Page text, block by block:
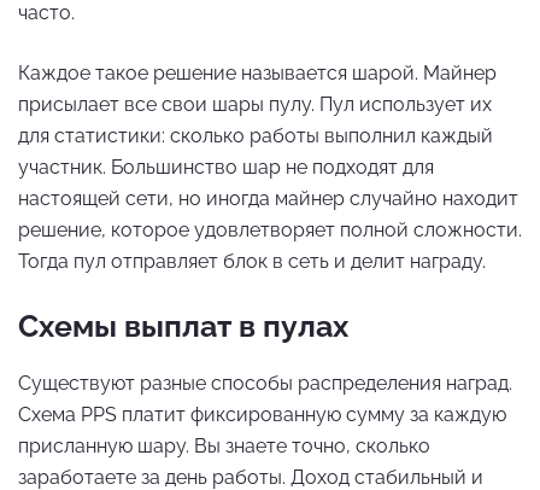
часто.
Каждое такое решение называется шарой. Майнер
присылает все свои шары пулу. Пул использует их
для статистики: сколько работы выполнил каждый
участник. Большинство шар не подходят для
настоящей сети, но иногда майнер случайно находит
решение, которое удовлетворяет полной сложности.
Тогда пул отправляет блок в сеть и делит награду.
Схемы выплат в пулах
Существуют разные способы распределения наград.
Схема PPS платит фиксированную сумму за каждую
присланную шару. Вы знаете точно, сколько
заработаете за день работы. Доход стабильный и